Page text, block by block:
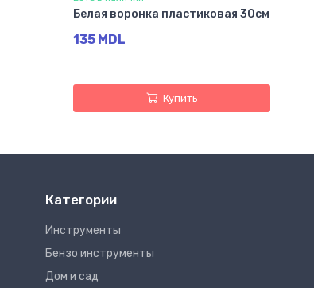
Белая воронка пластиковая 30см
135 MDL
Купить
Категории
Инструменты
Бензо инструменты
Дом и сад